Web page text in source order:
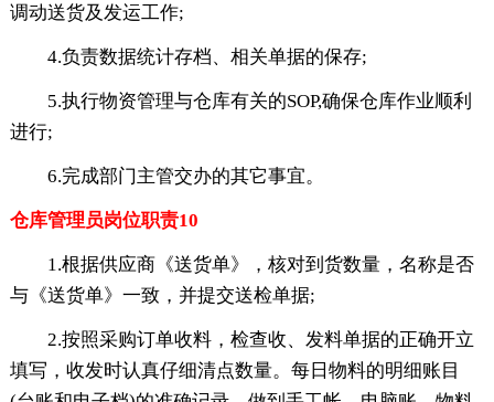
调动送货及发运工作;
4.负责数据统计存档、相关单据的保存;
5.执行物资管理与仓库有关的SOP,确保仓库作业顺利
进行;
6.完成部门主管交办的其它事宜。
仓库管理员岗位职责10
1.根据供应商《送货单》，核对到货数量，名称是否
与《送货单》一致，并提交送检单据;
2.按照采购订单收料，检查收、发料单据的正确开立
填写，收发时认真仔细清点数量。每日物料的明细账目